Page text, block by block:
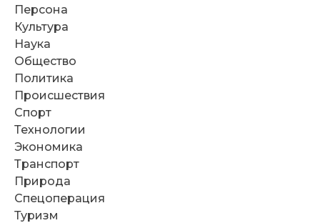
Персона
Культура
Наука
Общество
Политика
Происшествия
Спорт
Технологии
Экономика
Транспорт
Природа
Спецоперация
Туризм